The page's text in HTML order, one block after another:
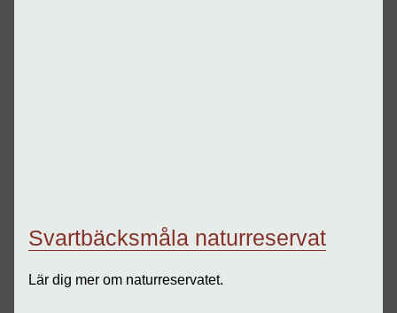
Svartbäcksmåla naturreservat
Lär dig mer om naturreservatet.